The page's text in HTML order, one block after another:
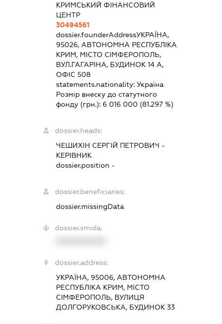
КРИМСЬКИЙ ФІНАНСОВИЙ
ЦЕНТР
30494561
dossier.founderAddressУКРАЇНА,
95026, АВТОНОМНА РЕСПУБЛІКА
КРИМ, МІСТО СІМФЕРОПОЛЬ,
ВУЛ.ГАГАРІНА, БУДИНОК 14 А,
ОФІС 508
statements.nationality:Україна
Розмір внеску до статутного
фонду (грн.): 6 016 000 (81.297 %)
dossier.heads:
ЧЕШИХІН СЕРГІЙ ПЕТРОВИЧ -
КЕРІВНИК
dossier.position -
dossier.beneficiaries:
dossier.missingData
dossier.smida:
dossier.address:
УКРАЇНА, 95006, АВТОНОМНА
РЕСПУБЛІКА КРИМ, МІСТО
СІМФЕРОПОЛЬ, ВУЛИЦЯ
ДОЛГОРУКОВСЬКА, БУДИНОК 33